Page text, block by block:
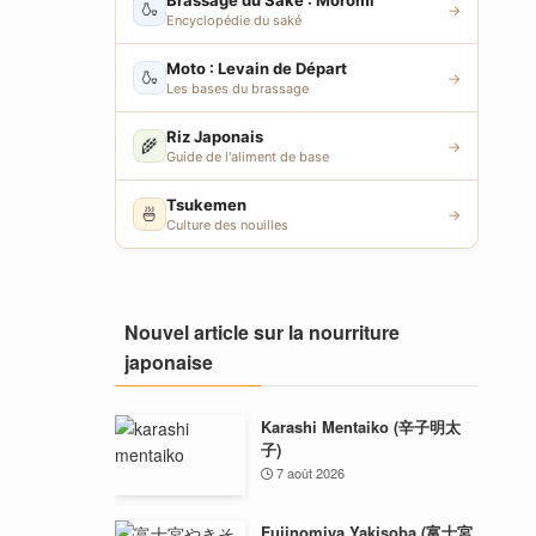
🍶
Encyclopédie du saké
→
🍶 Moto : Levain de Départ
Les bases du brassage
→
🌾 Riz Japonais
Guide de l'aliment de base
→
🍜 Tsukemen
Culture des nouilles
→
Nouvel article sur la nourriture
japonaise
Karashi Mentaiko (辛子明太
子)
7 août 2026